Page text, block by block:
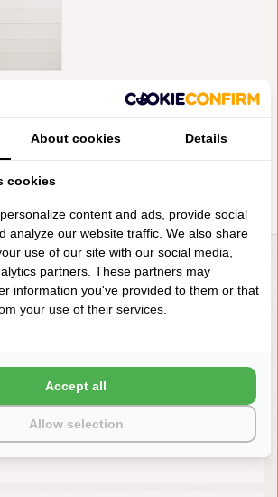
LIENSLINNENWINKEL.NL
VRAGEN? BEL DAN
(0) 575 511817
NIEUWSBRIEF
Wilt u op de hoogte blijven?
Word lid van onze mailinglijst:
About cookies Details
cookies
content and ads, provide social
analyze our website traffic. We also share
use of our site with our social media,
partners. These partners may
information you've provided to them or that
your use of their services.
Allow selection
Accept all